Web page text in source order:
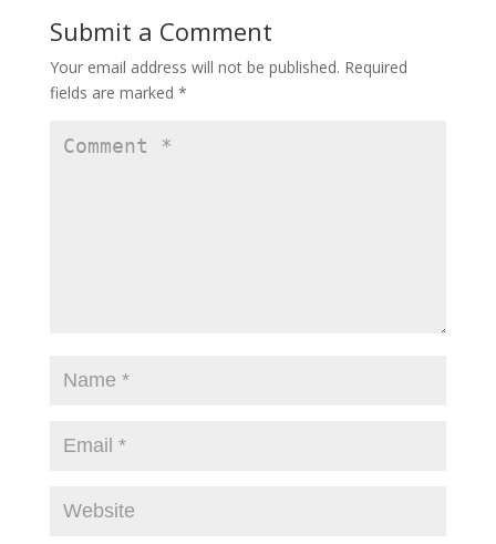
Submit a Comment
Your email address will not be published. Required
fields are marked *